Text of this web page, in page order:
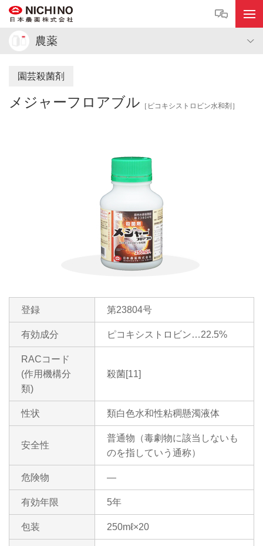
農薬
園芸殺菌剤
メジャーフロアブル ［ピコキシストロビン水和剤］
登録 第23804号
有効成分 ピコキシストロビン…22.5%
RACコード
(作用機構分
類)
殺菌[11]
性状 類白色水和性粘稠懸濁液体
安全性
普通物（毒劇物に該当しないも
のを指していう通称）
危険物 ―
有効年限 5年
包装 250mℓ×20